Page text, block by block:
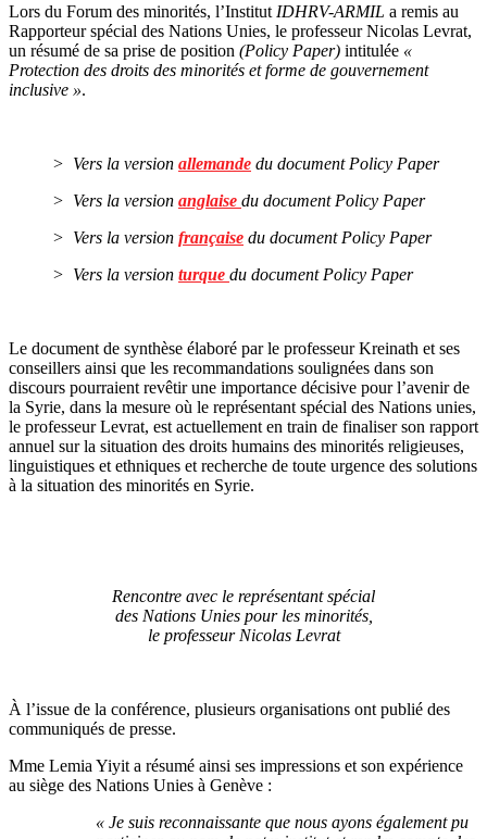
Lors du Forum des minorités, l’Institut IDHRV-ARMIL a remis au
Rapporteur spécial des Nations Unies, le professeur Nicolas Levrat,
un résumé de sa prise de position (Policy Paper) intitulée «
Protection des droits des minorités et forme de gouvernement
inclusive ».
> Vers la version allemande du document Policy Paper
> Vers la version anglaise du document Policy Paper
> Vers la version française du document Policy Paper
> Vers la version turque du document Policy Paper
Le document de synthèse élaboré par le professeur Kreinath et ses
conseillers ainsi que les recommandations soulignées dans son
discours pourraient revêtir une importance décisive pour l’avenir de
la Syrie, dans la mesure où le représentant spécial des Nations unies,
le professeur Levrat, est actuellement en train de finaliser son rapport
annuel sur la situation des droits humains des minorités religieuses,
linguistiques et ethniques et recherche de toute urgence des solutions
à la situation des minorités en Syrie.
Rencontre avec le représentant spécial
des Nations Unies pour les minorités,
le professeur Nicolas Levrat
À l’issue de la conférence, plusieurs organisations ont publié des
communiqués de presse.
Mme Lemia Yiyit a résumé ainsi ses impressions et son expérience
au siège des Nations Unies à Genève :
« Je suis reconnaissante que nous ayons également pu